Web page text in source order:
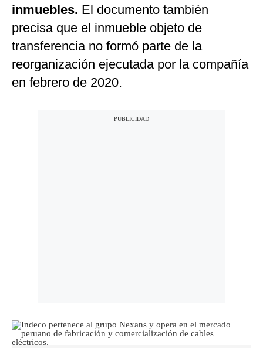
inmuebles. El documento también
precisa que el inmueble objeto de
transferencia no formó parte de la
reorganización ejecutada por la compañía
en febrero de 2020.